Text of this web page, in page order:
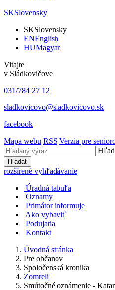
SKSlovensky
SKSlovensky
ENEnglish
HUMagyar
Vitajte
v Sládkovičove
031/784 27 12
sladkovicovo@sladkovicovo.sk
facebook
Mapa webu RSS Verzia pre
Hľadať
rozšírené vyhľadávanie
Úradná tabuľa
Oznamy
Primátor informuje
Ako vybaviť
Podujatia
Kontakt
Úvodná stránka
Pre občanov
Spoločenská kronika
Zomreli
Smútočné oznámenie -